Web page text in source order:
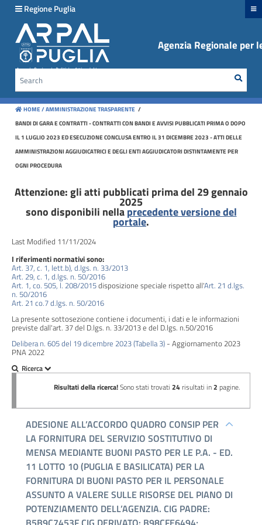
Regione Puglia
Agenzia Regionale per
HOME /AMMINISTRAZIONE TRASPARENTE /
BANDI DI GARA E CONTRATTI - CONTRATTI CON BANDI E AVVISI PUBBLICATI PRIMA O DOPO
IL 1 LUGLIO 2023 ED ESECUZIONE CONCLUSA ENTRO IL 31 DICEMBRE 2023 - ATTI DELLE
AMMINISTRAZIONI AGGIUDICATRICI E DEGLI ENTI AGGIUDICATORI DISTINTAMENTE PER
OGNI PROCEDURA
Attenzione: gli atti pubblicati prima del 29 gennaio
2025
sono disponibili nellaprecedente versione del
portale.
Last Modified 11/11/2024
I riferimenti normativi sono:
Art. 37, c. 1, lett.b), d.lgs. n. 33/2013
Art. 29, c. 1, d.lgs. n. 50/2016
Art. 1, co. 505, l. 208/2015disposizione speciale rispetto all'Art. 21 d.lgs.
n. 50/2016
Art. 21 co.7 d.lgs. n. 50/2016
La presente sottosezione contiene i documenti, i dati e le informazioni
previste dall'art. 37 del D.lgs. n. 33/2013 e del D.lgs. n.50/2016
Delibera n. 605 del 19 dicembre 2023 (Tabella 3) - Aggiornamento 2023
PNA 2022
menu
Disposizioni
generali
Organizzazione
Consulenti
collaboratori
Bandi
Performance
Enti
controllati
Attività
procedimenti
Provvedimenti
Bandi
contratti
Sovvenzioni,
contributi,